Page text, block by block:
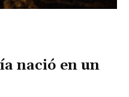
nació en un